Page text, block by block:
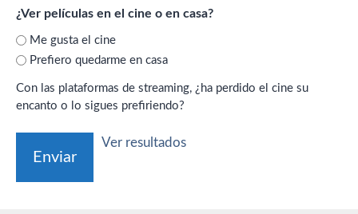
¿Ver películas en el cine o en casa?
Me gusta el cine
Prefiero quedarme en casa
Con las plataformas de streaming, ¿ha perdido el cine su
encanto o lo sigues prefiriendo?
Ver resultados